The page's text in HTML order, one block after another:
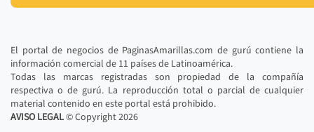
El portal de negocios de PaginasAmarillas.com de gurú contiene la
información comercial de 11 países de Latinoamérica.
Todas las marcas registradas son propiedad de la compañía
respectiva o de gurú. La reproducción total o parcial de cualquier
material contenido en este portal está prohibido.
AVISO LEGAL© Copyright2026